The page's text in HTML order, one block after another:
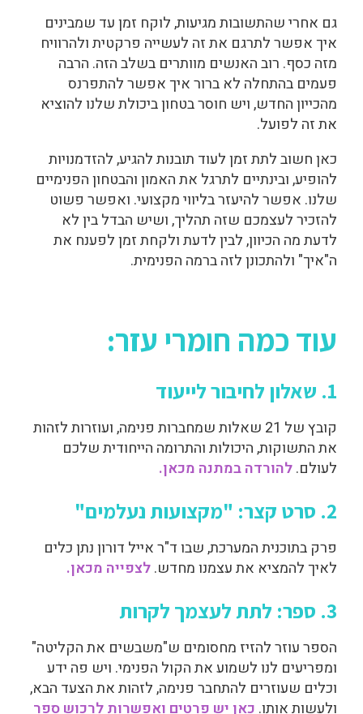
גם אחרי שהתשובות מגיעות, לוקח זמן עד שמבינים
איך אפשר לתרגם את זה לעשייה פרקטית ולהרוויח
מזה כסף. רוב האנשים מוותרים בשלב הזה. הרבה
פעמים בהתחלה לא ברור איך אפשר להתפרנס
מהכייון החדש, ויש חוסר בטחון ביכולת שלנו להוציא
את זה לפועל.
כאן חשוב לתת זמן לעוד תובנות להגיע, להזדמנויות
להופיע, ובינתיים לתרגל את האמון והבטחון הפנימיים
שלנו. אפשר להיעזר בליווי מקצועי. ואפשר פשוט
להזכיר לעצמכם שזה תהליך, ושיש הבדל בין לא
לדעת מה הכיוון, לבין לדעת ולקחת זמן לפענח את
ה"איך" ולהתכונן לזה ברמה הפנימית.
עוד כמה חומרי עזר:
1. שאלון לחיבור לייעוד
קובץ של 21 שאלות שמחברות פנימה, ועוזרות לזהות
את התשוקות, היכולות והתרומה הייחודית שלכם
לעולם.להורדה במתנה מכאן.
2. סרט קצר: "מקצועות נעלמים"
פרק בתוכנית המערכת, שבו ד"ר אייל דורון נתן כלים
לאיך להמציא את עצמנו מחדש.לצפייה מכאן.
3. ספר: לתת לעצמך לקרות
הספר עוזר להזיז מחסומים ש"משבשים את הקליטה"
ומפריעים לנו לשמוע את הקול הפנימי. ויש פה ידע
וכלים שעוזרים להתחבר פנימה, לזהות את הצעד הבא,
ולעשות אותו. כאן יש פרטים ואפשרות לרכוש ספר